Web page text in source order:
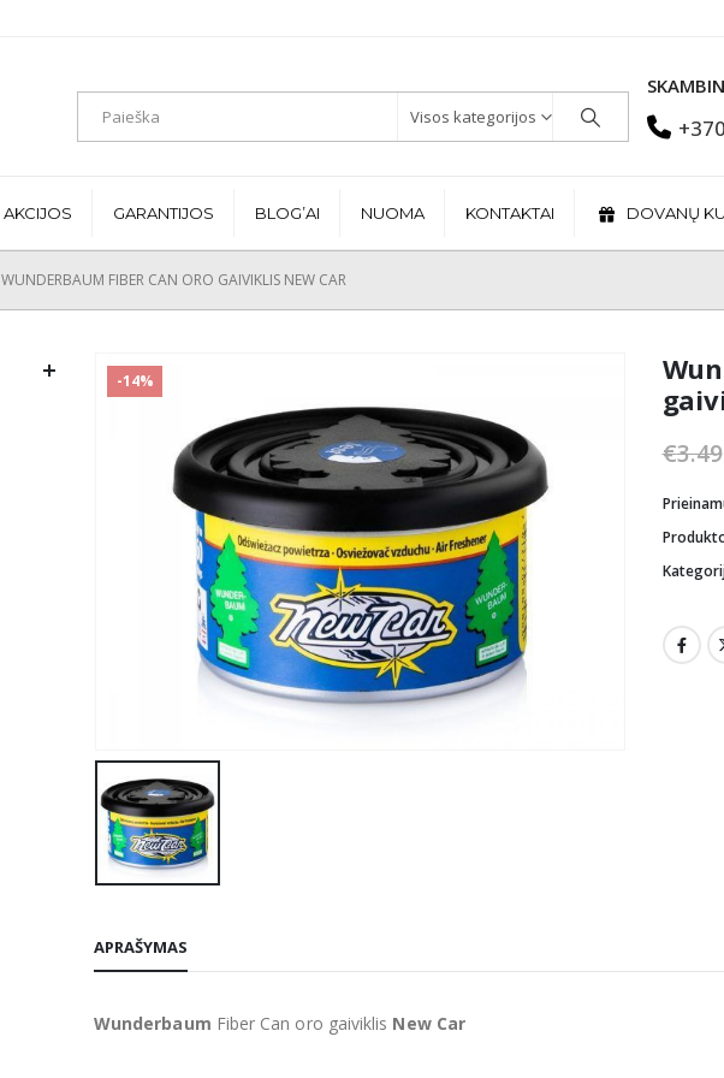
Visos kategorijos
AKCIJOS GARANTIJOS BLOG’AI NUOMA KONTAKTAI DOVANŲ
WUNDERBAUM FIBER CAN ORO GAIVIKLIS NEW CAR
-14%
€3.49
APRAŠYMAS
Wunderbaum Fiber Can oro gaiviklis New Car